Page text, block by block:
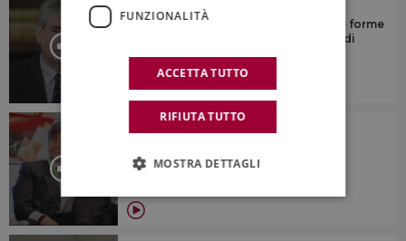
“Il turismo del vino e del cibo sono le forme
di turismo che hanno più potenziale di
incoraggianti: dobbiamo fare più
FUNZIONALITÀ
ACCETTA TUTTO
RIFIUTA TUTTO
MOSTRA DETTAGLI